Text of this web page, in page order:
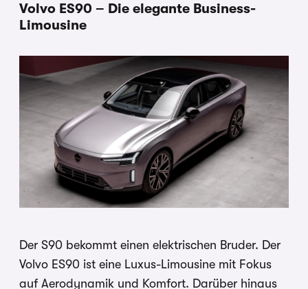
Volvo ES90 – Die elegante Business-
Limousine
Der S90 bekommt einen elektrischen Bruder. Der
Volvo ES90 ist eine Luxus-Limousine mit Fokus
auf Aerodynamik und Komfort. Darüber hinaus